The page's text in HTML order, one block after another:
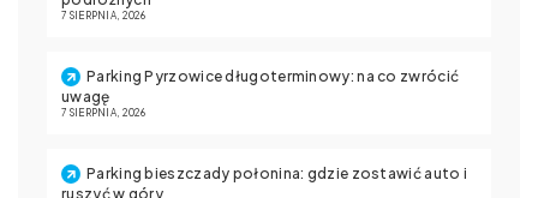
7 SIERPNIA, 2026
Parking Pyrzowice długoterminowy: na co zwrócić
uwagę
7 SIERPNIA, 2026
Parking bieszczady połonina: gdzie zostawić auto i
ruszyć w góry